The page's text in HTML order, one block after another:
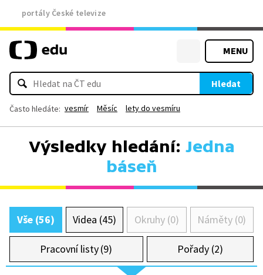
portály České televize
MENU
Hledat
Často hledáte: vesmír Měsíc lety do vesmíru
Výsledky hledání: Jedna
báseň
Vše (56) Videa (45) Okruhy (0) Náměty (0)
Pracovní listy (9) Pořady (2)